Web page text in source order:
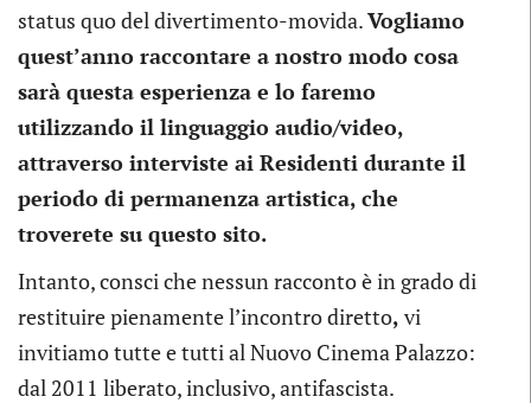
status quo del divertimento-movida.Vogliamo
quest’anno raccontare a nostro modo cosa
sarà questa esperienza e lo faremo
utilizzando il linguaggio audio/video,
attraverso interviste ai Residenti durante il
periodo di permanenza artistica, che
troverete su questo sito.
Intanto, consci che nessun racconto è in grado di
restituire pienamente l’incontro diretto, vi
invitiamo tutte e tutti al Nuovo Cinema Palazzo:
dal 2011 liberato, inclusivo, antifascista.